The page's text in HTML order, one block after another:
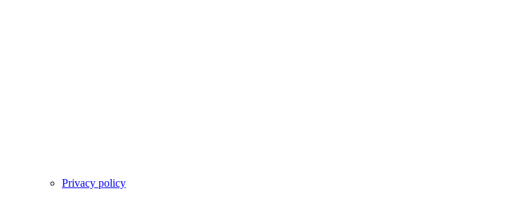
Privacy policy